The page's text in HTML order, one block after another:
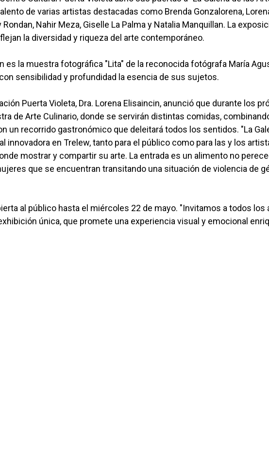
de varias artistas destacadas como Brenda Gonzalorena,
Nahir Meza, Giselle La Palma y Natalia Manquillan. La
la diversidad y riqueza del arte contemporáneo.
es la muestra fotográfica "Lita" de la reconocida fotógrafa María
sensibilidad y profundidad la esencia de sus sujetos.
Puerta Violeta, Dra. Lorena Elisaincin, anunció que durante los
de Arte Culinario, donde se servirán distintas comidas,
un recorrido gastronómico que deleitará todos los sentidos. "La
innovadora en Trelew, tanto para el público como para las y los
mostrar y compartir su arte. La entrada es un alimento no
que se encuentran transitando una situación de violencia de
al público hasta el miércoles 22 de mayo. "Invitamos a todos los
única, que promete una experiencia visual y emocional